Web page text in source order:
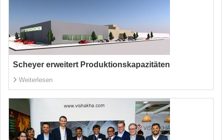
Scheyer erweitert Produktionskapazitäten
Weiterlesen